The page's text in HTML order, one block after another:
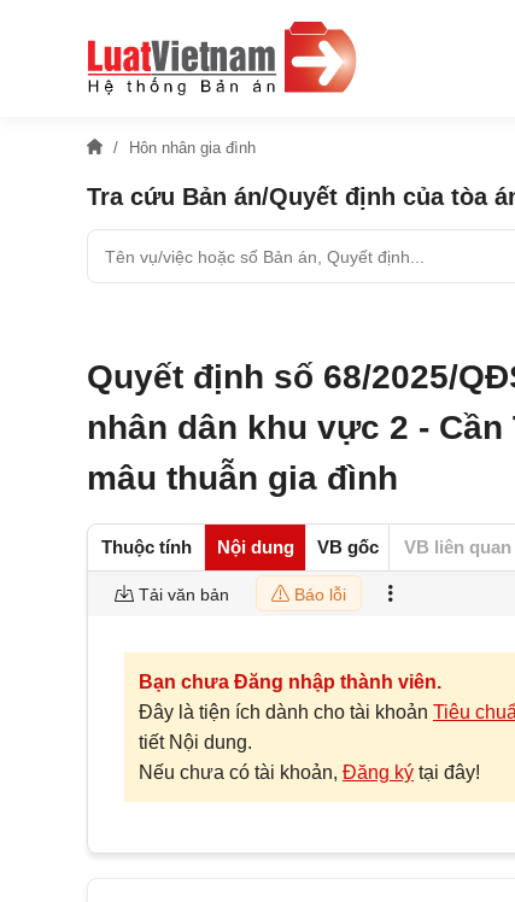
Hôn nhân gia đình
Tra cứu Bản án/Quyết định của tòa
Quyết định số 68/2025/
nhân dân khu vực 2 -
mâu thuẫn gia đình
Thuộc tính Nội dung VB gốc VB liên quan
Tải văn bản Báo lỗi
Bạn chưa Đăng nhập thành viên.
Đây là tiện ích dành cho tài khoản Tiêu
tiết Nội dung.
Nếu chưa có tài khoản, Đăng ký tại đây!